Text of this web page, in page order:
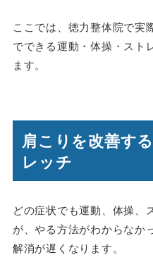
ここでは、徳力整体院で実
でできる運動・体操・スト
ます。
肩こりを改善す
レッチ
どの症状でも運動、体操、
が、やる方法がわからなか
解消が遅くなります。